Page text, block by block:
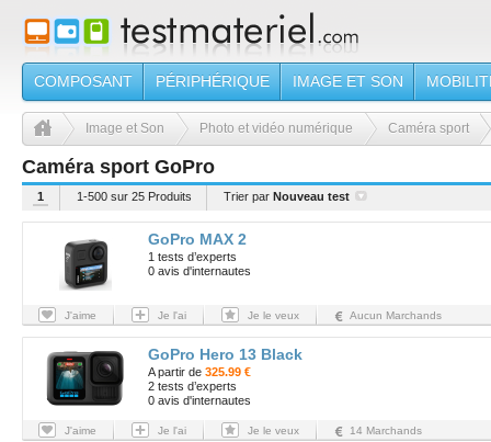
COMPOSANT PÉRIPHÉRIQUE IMAGE ET SON
Image et Son Photo et vidéo numérique Caméra sport
Caméra sport GoPro
1 1-500 sur 25 Produits Trier par Nouveau test
GoPro MAX 2
1 tests d’experts
0 avis d'internautes
J'aime Je l'ai Je le veux Aucun Marchands
GoPro Hero 13 Black
A partir de 325.99 €
2 tests d’experts
0 avis d'internautes
J'aime Je l'ai Je le veux 14 Marchands